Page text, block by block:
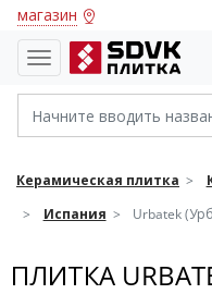
магазин
Керамическая плитка
Испания
Urbatek
ПЛИТКА